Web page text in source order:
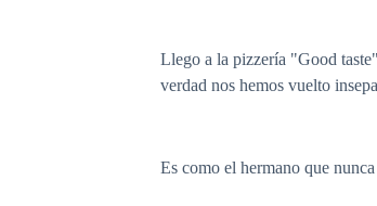
Llego a la pizzería "Good
verdad nos hemos vuelto
Es como el hermano que